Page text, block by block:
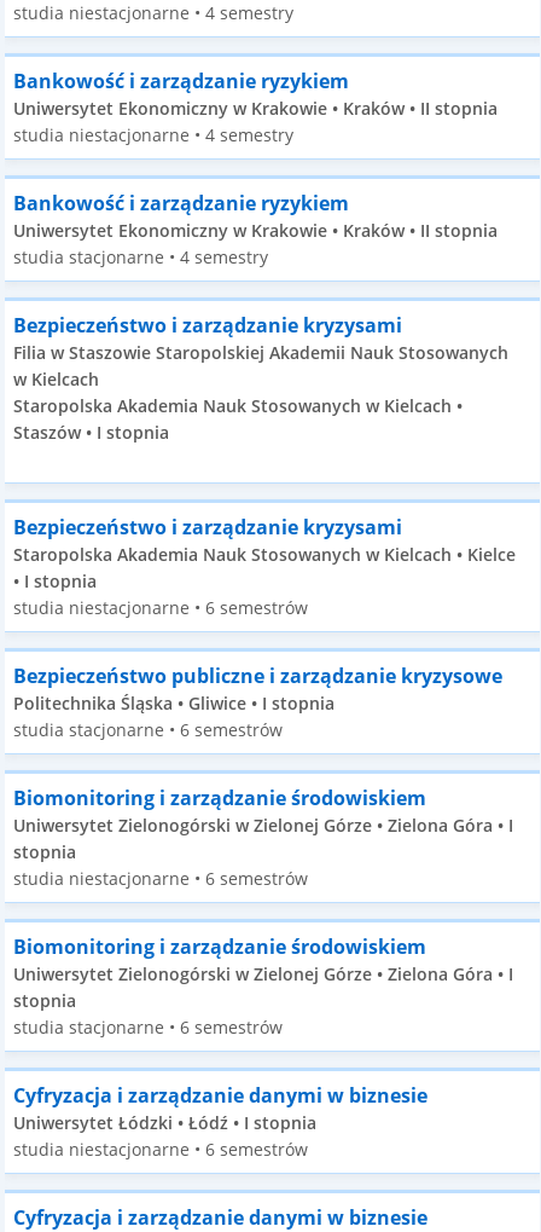
studia niestacjonarne • 4 semestry
Bankowość i zarządzanie ryzykiem
Uniwersytet Ekonomiczny w Krakowie • Kraków • II stopnia
studia niestacjonarne • 4 semestry
Bankowość i zarządzanie ryzykiem
Uniwersytet Ekonomiczny w Krakowie • Kraków • II stopnia
studia stacjonarne • 4 semestry
Bezpieczeństwo i zarządzanie kryzysami
Filia w Staszowie Staropolskiej Akademii Nauk Stosowanych
w Kielcach
Staropolska Akademia Nauk Stosowanych w Kielcach •
Staszów • I stopnia
Bezpieczeństwo i zarządzanie kryzysami
Staropolska Akademia Nauk Stosowanych w Kielcach • Kielce
• I stopnia
studia niestacjonarne • 6 semestrów
Bezpieczeństwo publiczne i zarządzanie kryzysowe
Politechnika Śląska • Gliwice • I stopnia
studia stacjonarne • 6 semestrów
Biomonitoring i zarządzanie środowiskiem
Uniwersytet Zielonogórski w Zielonej Górze • Zielona Góra • I
stopnia
studia niestacjonarne • 6 semestrów
Biomonitoring i zarządzanie środowiskiem
Uniwersytet Zielonogórski w Zielonej Górze • Zielona Góra • I
stopnia
studia stacjonarne • 6 semestrów
Cyfryzacja i zarządzanie danymi w biznesie
Uniwersytet Łódzki • Łódź • I stopnia
studia niestacjonarne • 6 semestrów
Cyfryzacja i zarządzanie danymi w biznesie